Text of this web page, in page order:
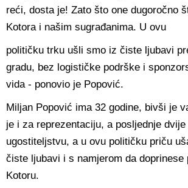
reći, dosta je! Zato što one dugoročno
Kotora i našim sugrađanima. U ovu
političku trku ušli smo iz čiste ljubavi
gradu, bez logističke podrške i
vida - ponovio je Popović.
Miljan Popović ima 32 godine, bivši je
je i za reprezentaciju, a posljednje
ugostiteljstvu, a u ovu političku priču
čiste ljubavi i s namjerom da doprinese
Kotoru.